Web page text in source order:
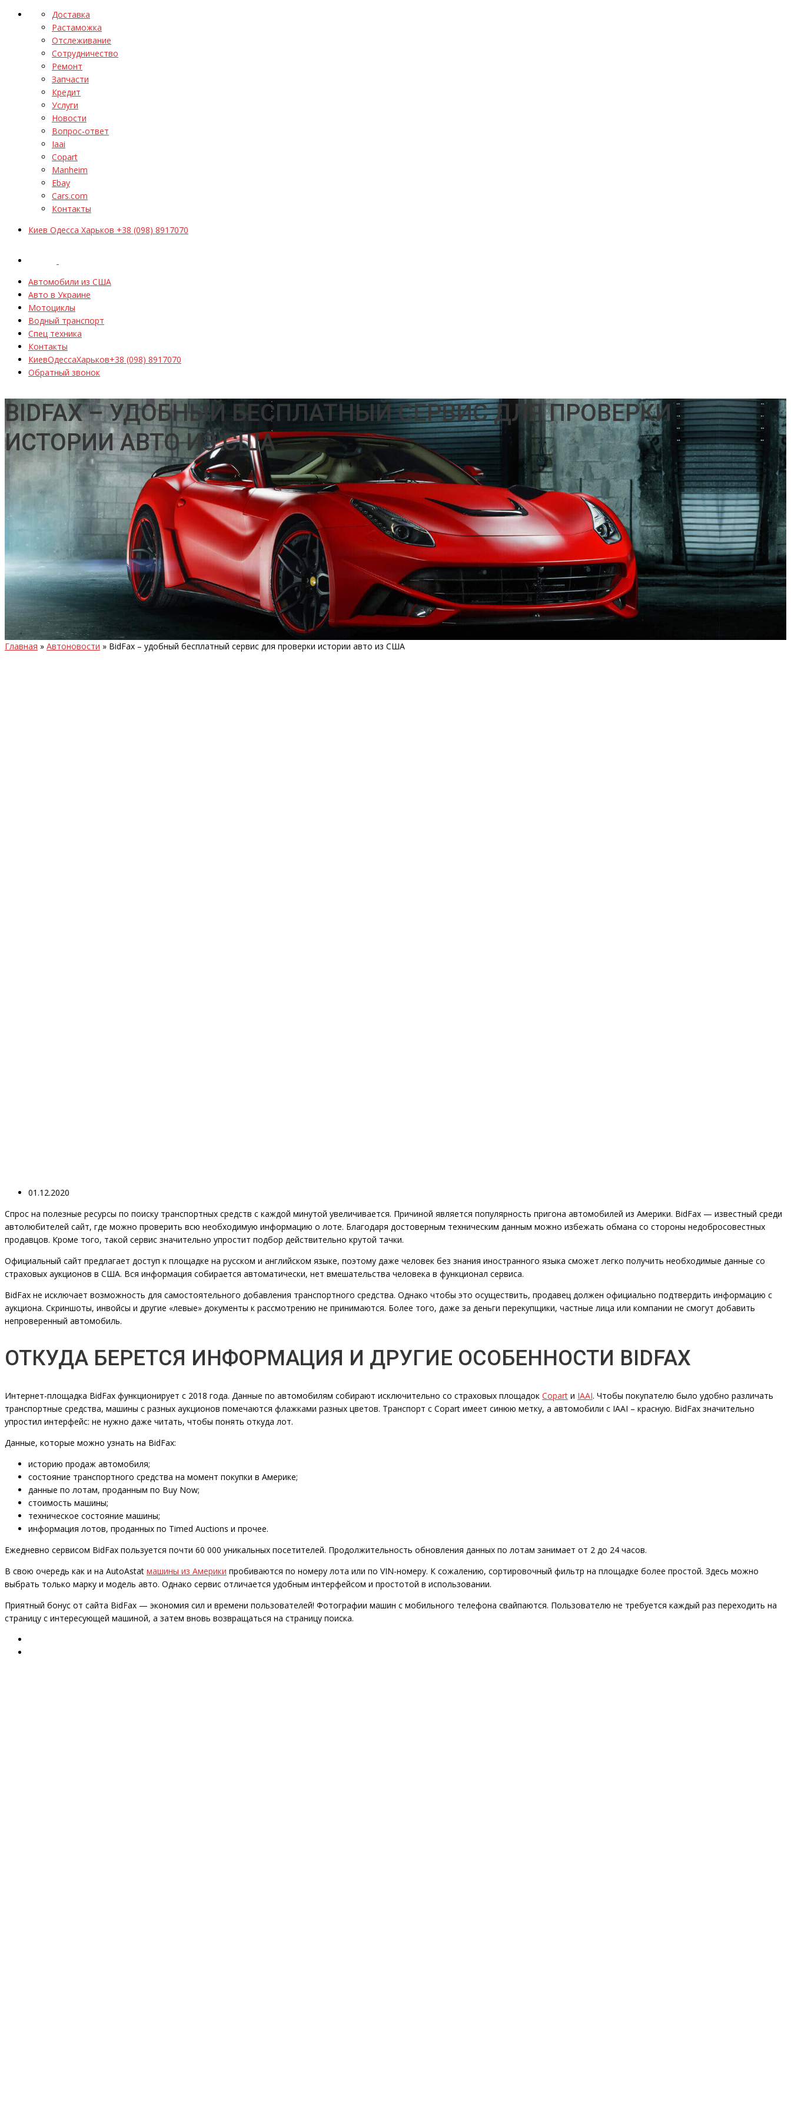
Доставка
Растаможка
Отслеживание
Сотрудничество
Ремонт
Запчасти
Кредит
Услуги
Новости
Вопрос-ответ
Iaai
Copart
Manheim
Ebay
Cars.com
Контакты
Киев Одесса Харьков +38 (098) 8917070
Автомобили из США
Авто в Украине
Мотоциклы
Водный транспорт
Спец техника
Контакты
КиевОдессаХарьков+38 (098) 8917070
Обратный звонок
BIDFAX – УДОБНЫЙ БЕСПЛАТНЫЙ СЕРВИС ДЛЯ ПРОВЕРКИ
ИСТОРИИ АВТО ИЗ США
Главная » Автоновости » BidFax – удобный бесплатный сервис для проверки истории авто из США
01.12.2020
Спрос на полезные ресурсы по поиску транспортных средств с каждой минутой увеличивается. Причиной является популярность пригона автомобилей из Америки. BidFax — известный среди
автолюбителей сайт, где можно проверить всю необходимую информацию о лоте. Благодаря достоверным техническим данным можно избежать обмана со стороны недобросовестных
продавцов. Кроме того, такой сервис значительно упростит подбор действительно крутой тачки.
Официальный сайт предлагает доступ к площадке на русском и английском языке, поэтому даже человек без знания иностранного языка сможет легко получить необходимые данные со
страховых аукционов в США. Вся информация собирается автоматически, нет вмешательства человека в функционал сервиса.
BidFax не исключает возможность для самостоятельного добавления транспортного средства. Однако чтобы это осуществить, продавец должен официально подтвердить информацию с
аукциона. Скриншоты, инвойсы и другие «левые» документы к рассмотрению не принимаются. Более того, даже за деньги перекупщики, частные лица или компании не смогут добавить
непроверенный автомобиль.
ОТКУДА БЕРЕТСЯ ИНФОРМАЦИЯ И ДРУГИЕ ОСОБЕННОСТИ BIDFAX
Интернет-площадка BidFax функционирует с 2018 года. Данные по автомобилям собирают исключительно со страховых площадок Copart и IAAI. Чтобы покупателю было удобно различать
транспортные средства, машины с разных аукционов помечаются флажками разных цветов. Транспорт с Copart имеет синюю метку, а автомобили с IAAI – красную. BidFax значительно
упростил интерфейс: не нужно даже читать, чтобы понять откуда лот.
Данные, которые можно узнать на BidFax:
историю продаж автомобиля;
состояние транспортного средства на момент покупки в Америке;
данные по лотам, проданным по Buy Now;
стоимость машины;
техническое состояние машины;
информация лотов, проданных по Timed Auctions и прочее.
Ежедневно сервисом BidFax пользуется почти 60 000 уникальных посетителей. Продолжительность обновления данных по лотам занимает от 2 до 24 часов.
В свою очередь как и на AutoAstat машины из Америки пробиваются по номеру лота или по VIN-номеру. К сожалению, сортировочный фильтр на площадке более простой. Здесь можно
выбрать только марку и модель авто. Однако сервис отличается удобным интерфейсом и простотой в использовании.
Приятный бонус от сайта BidFax — экономия сил и времени пользователей! Фотографии машин с мобильного телефона свайпаются. Пользователю не требуется каждый раз переходить на
страницу с интересующей машиной, а затем вновь возвращаться на страницу поиска.